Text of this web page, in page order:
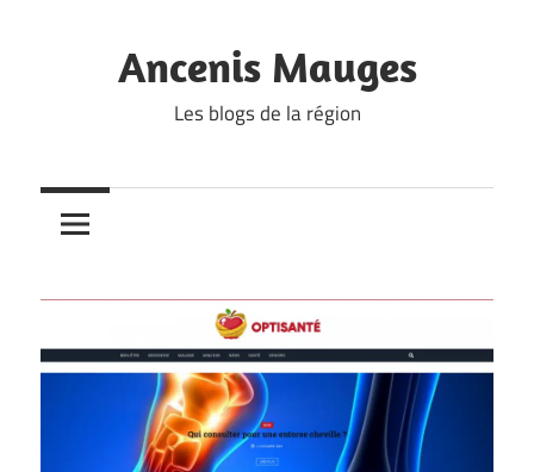
Ancenis Mauges
Les blogs de la région